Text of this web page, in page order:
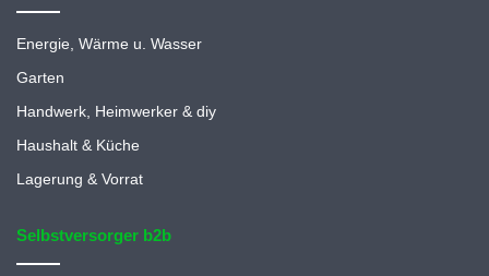
Energie, Wärme u. Wasser
Garten
Handwerk, Heimwerker & diy
Haushalt & Küche
Lagerung & Vorrat
Selbstversorger b2b